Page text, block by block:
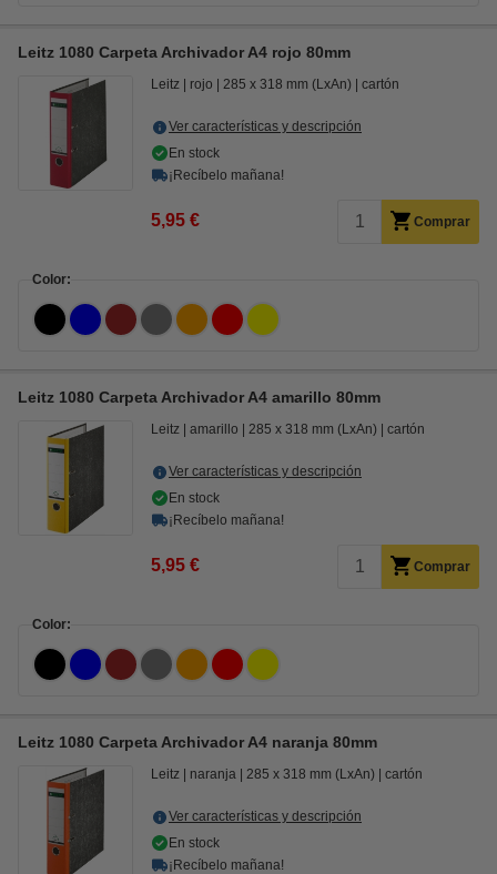
Leitz 1080 Carpeta Archivador A4 rojo 80mm
Leitz rojo 285 x 318 mm (LxAn) cartón
Ver características y descripción
En stock
¡Recíbelo mañana!
5,95 € Comprar
Color:
Leitz 1080 Carpeta Archivador A4 amarillo 80mm
Leitz amarillo 285 x 318 mm (LxAn) cartón
Ver características y descripción
En stock
¡Recíbelo mañana!
5,95 € Comprar
Color:
Leitz 1080 Carpeta Archivador A4 naranja 80mm
Leitz naranja 285 x 318 mm (LxAn) cartón
Ver características y descripción
En stock
¡Recíbelo mañana!